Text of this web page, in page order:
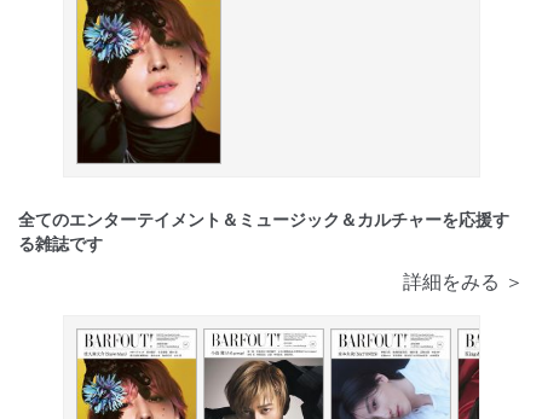
全てのエンターテイメント＆ミュージック＆カルチャーを応援す
る雑誌です
詳細をみる ＞